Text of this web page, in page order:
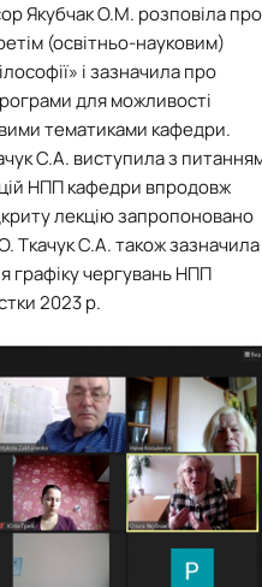
Якубчак О.М. розповіла про
(освітньо-науковим)
і зазначила про
для можливості
тематиками кафедри.
С.А. виступила з
НПП кафедри впродовж
лекцію запропоновано
Ткачук С.А. також зазначила
графіку чергувань НПП
2023 р.